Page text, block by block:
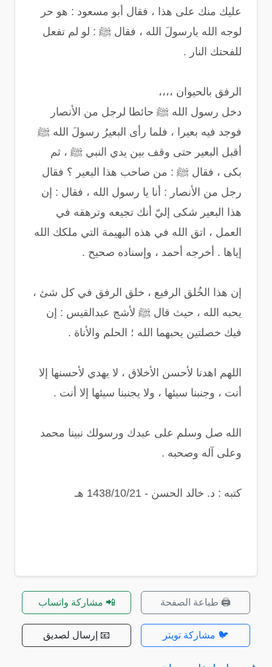
عليك منك على هذا ، فقال أبو مسعود : هو حر
لوجه الله يارسولَ الله ، فقال ﷺ : لو لم تفعل
للفحتك النار .
الرفق بالحيوان ،،،،
دخل رسول الله ﷺ حائطا لرجل من الأنصار
فوجد فيه بعيرا ، فلما رأى البعيرُ رسولَ الله ﷺ
أقبل البعير حتى وقف بين يدي النبي ﷺ ، ثم
بكى ، فقال ﷺ : من صاحب هذا البعير ؟ فقال
رجل من الأنصار : أنا يا رسول الله ، فقال : إن
هذا البعير شكى إليّ أنك تجيعه وترهقه في
العمل ، اتق الله في هذه البهيمة التي ملكك الله
إياها . أخرجه أحمد ، وإسناده صحيح .
إن هذا الخُلق الرفيع ، خلق الرفق في كل شئ ،
يحبه الله ، حيث قال ﷺ لأشج عبدالقيس : إن
فيك خصلتين يحبهما الله ؛ الحلم والأناة .
اللهم اهدنا لأحسن الأخلاق ، لا يهدي لأحسنها إلا
أنت ، وجنبنا سيئها ، ولا يجنبنا سيئها إلا أنت .
الله صل وسلم على عبدك ورسولك نبينا محمد
وعلى آله وصحبه .
كتبه : د. خالد الحسن - 1438/10/21 هـ
🖨️ طباعة الصفحة 📲 مشاركة واتساب
🐦 مشاركة تويتر 📧 إرسال لصديق